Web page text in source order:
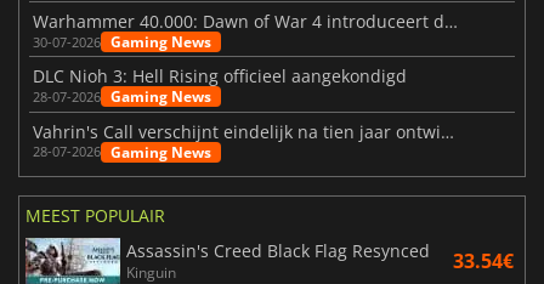
Warhammer 40.000: Dawn of War 4 introduceert de Necron-factie
30-07-2026 Gaming News
DLC Nioh 3: Hell Rising officieel aangekondigd
28-07-2026 Gaming News
Vahrin's Call verschijnt eindelijk na tien jaar ontwikkeling
28-07-2026 Gaming News
MEEST POPULAIR
Assassin's Creed Black Flag Resynced
Kinguin 33.54€